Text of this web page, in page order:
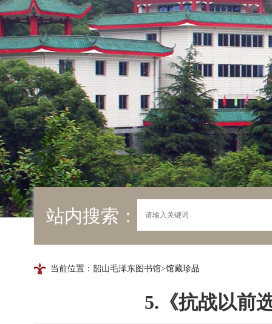
站内搜索：
当前位置： 韶山毛泽东图书馆>馆藏珍品
5.《抗战以前